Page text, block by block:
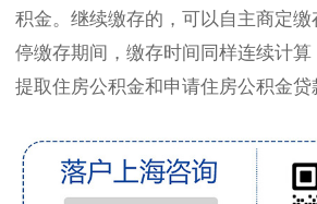
积金。继续缴存的，可以自主商定缴
停缴存期间，缴存时间同样连续计算
提取住房公积金和申请住房公积金贷